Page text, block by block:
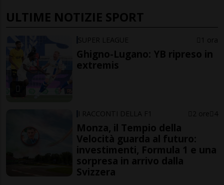
ULTIME NOTIZIE SPORT
SUPER LEAGUE 1 ora
Ghigno-Lugano: YB ripreso in
extremis
I RACCONTI DELLA F1 2 ore 4
Monza, il Tempio della
Velocità guarda al futuro:
investimenti, Formula 1 e una
sorpresa in arrivo dalla
Svizzera